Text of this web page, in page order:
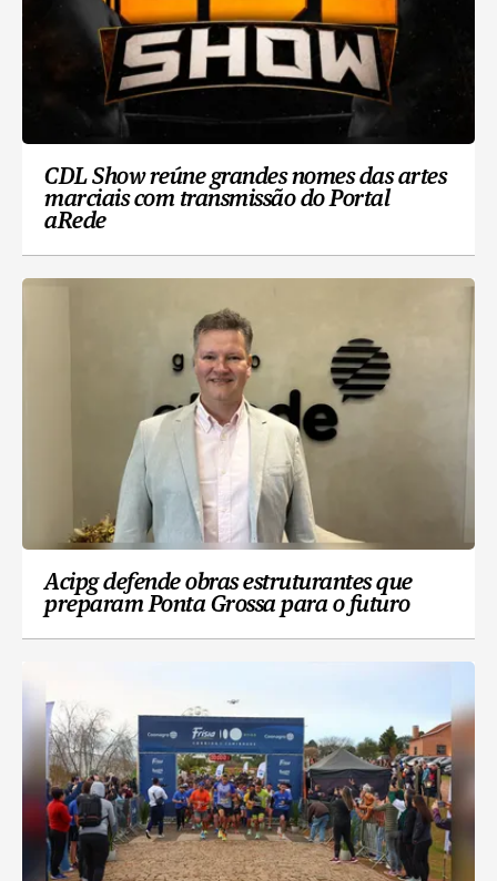
CDL Show reúne grandes nomes das artes
marciais com transmissão do Portal
aRede
Acipg defende obras estruturantes que
preparam Ponta Grossa para o futuro